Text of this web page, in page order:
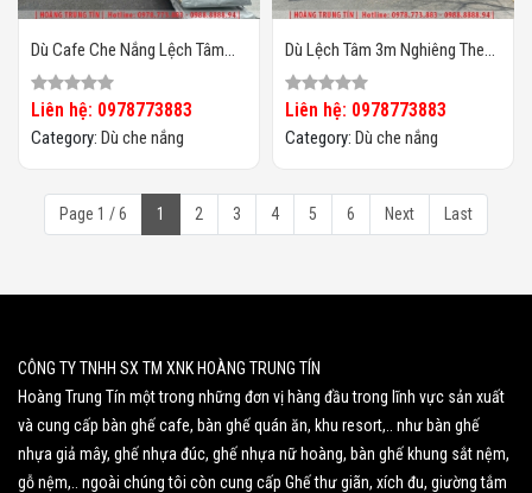
Dù Cafe Che Nắng Lệch Tâm
Vuông 3m HTT-03
Liên hệ: 0978773883
Category: Dù che nắng
Dù Lệch Tâm 3m Nghiêng Theo
Chiều Nắng HTT02
Liên hệ: 0978773883
Category: Dù che nắng
Page 1 / 6 1 2 3 4 5 6 Next Last
CÔNG TY TNHH SX TM XNK HOÀNG TRUNG TÍN
Hoàng Trung Tín một trong những đơn vị hàng đầu trong lĩnh vực sản xuất
và cung cấp bàn ghế cafe, bàn ghế quán ăn, khu resort,.. như bàn ghế
nhựa giả mây, ghế nhựa đúc, ghế nhựa nữ hoàng, bàn ghế khung sắt nệm,
gỗ nệm,.. ngoài chúng tôi còn cung cấp Ghế thư giãn, xích đu, giường tắm